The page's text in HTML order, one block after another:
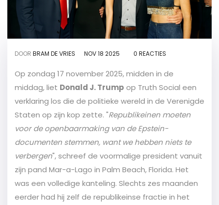
DOOR BRAM DE VRIES NOV 18 2025 0 REACTIES
Op zondag 17 november 2025, midden in de
middag, liet Donald J. Trump op Truth Social een
verklaring los die de politieke wereld in de Verenigde
Staten op zijn kop zette. "Republikeinen moeten
voor de openbaarmaking van de Epstein-
documenten stemmen, want we hebben niets te
verbergen", schreef de voormalige president vanuit
zijn pand Mar-a-Lago in Palm Beach, Florida. Het
was een volledige kanteling. Slechts zes maanden
eerder had hij zelf de republikeinse fractie in het